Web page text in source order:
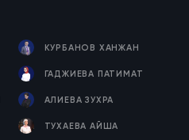
КУРБАНОВ ХАНЖАН
ГАДЖИЕВА ПАТИМАТ
АЛИЕВА ЗУХРА
ТУХАЕВА АЙША